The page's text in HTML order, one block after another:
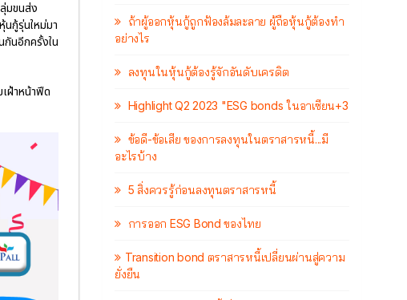
มขนส่ง
กู้รุ่นใหม่มา
นอีกครั้งใน
ฝ้าหน้าฟีด
ถ้าผู้ออกหุ้นกู้ถูกฟ้องล้มละลาย ผู้ถือหุ้นกู้ต้องทำ
อย่างไร
ลงทุนในหุ้นกู้ต้องรู้จักอันดับเครดิต
Highlight Q2 2023 "ESG bonds ในอาเซียน+3
ข้อดี-ข้อเสีย ของการลงทุนในตราสารหนี้...มี
อะไรบ้าง
5 สิ่งควรรู้ก่อนลงทุนตราสารหนี้
การออก ESG Bond ของไทย
Transition bond ตราสารหนี้เปลี่ยนผ่านสู่ความ
ยั่งยืน